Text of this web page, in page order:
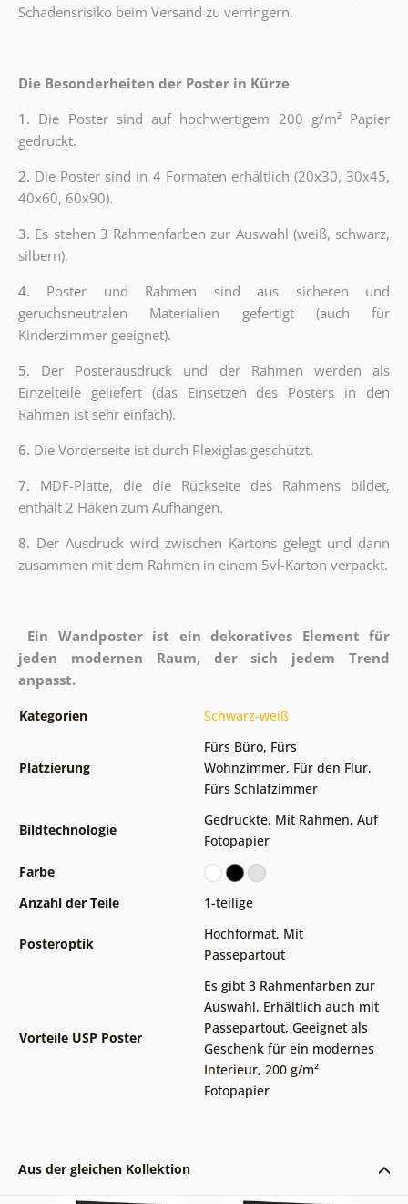
Schadensrisiko beim Versand zu verringern.
Die Besonderheiten der Poster in Kürze
1. Die Poster sind auf hochwertigem 200 g/m² Papier
gedruckt.
2. Die Poster sind in 4 Formaten erhältlich (20x30, 30x45,
40x60, 60x90).
3. Es stehen 3 Rahmenfarben zur Auswahl (weiß, schwarz,
silbern).
4. Poster und Rahmen sind aus sicheren und
geruchsneutralen Materialien gefertigt (auch für
Kinderzimmer geeignet).
5. Der Posterausdruck und der Rahmen werden als
Einzelteile geliefert (das Einsetzen des Posters in den
Rahmen ist sehr einfach).
6. Die Vorderseite ist durch Plexiglas geschützt.
7. MDF-Platte, die die Rückseite des Rahmens bildet,
enthält 2 Haken zum Aufhängen.
8. Der Ausdruck wird zwischen Kartons gelegt und dann
zusammen mit dem Rahmen in einem 5vl-Karton verpackt.
Ein Wandposter ist ein dekoratives Element für
jeden modernen Raum, der sich jedem Trend
anpasst.
Kategorien Schwarz-weiß
Platzierung
Fürs Büro, Fürs
Wohnzimmer, Für den Flur,
Fürs Schlafzimmer
Bildtechnologie
Gedruckte, Mit Rahmen, Auf
Fotopapier
Farbe
Anzahl der Teile
1-teilige
Posteroptik
Hochformat, Mit
Passepartout
Vorteile USP Poster
Es gibt 3 Rahmenfarben zur
Auswahl, Erhältlich auch mit
Passepartout, Geeignet als
Geschenk für ein modernes
Interieur, 200 g/m²
Fotopapier
Aus der gleichen Kollektion